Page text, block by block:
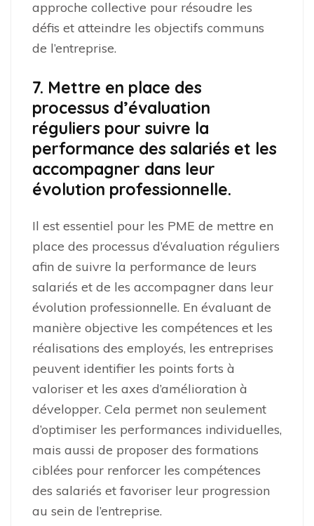
approche collective pour résoudre les
défis et atteindre les objectifs communs
de l’entreprise.
7. Mettre en place des
processus d’évaluation
réguliers pour suivre la
performance des salariés et les
accompagner dans leur
évolution professionnelle.
Il est essentiel pour les PME de mettre en
place des processus d’évaluation réguliers
afin de suivre la performance de leurs
salariés et de les accompagner dans leur
évolution professionnelle. En évaluant de
manière objective les compétences et les
réalisations des employés, les entreprises
peuvent identifier les points forts à
valoriser et les axes d’amélioration à
développer. Cela permet non seulement
d’optimiser les performances individuelles,
mais aussi de proposer des formations
ciblées pour renforcer les compétences
des salariés et favoriser leur progression
au sein de l’entreprise.